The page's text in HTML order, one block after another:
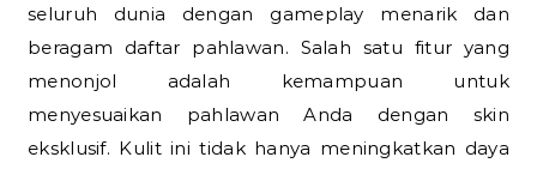
seluruh dunia dengan gameplay menarik dan
beragam daftar pahlawan. Salah satu fitur yang
menonjol adalah kemampuan untuk
menyesuaikan pahlawan Anda dengan skin
eksklusif. Kulit ini tidak hanya meningkatkan daya